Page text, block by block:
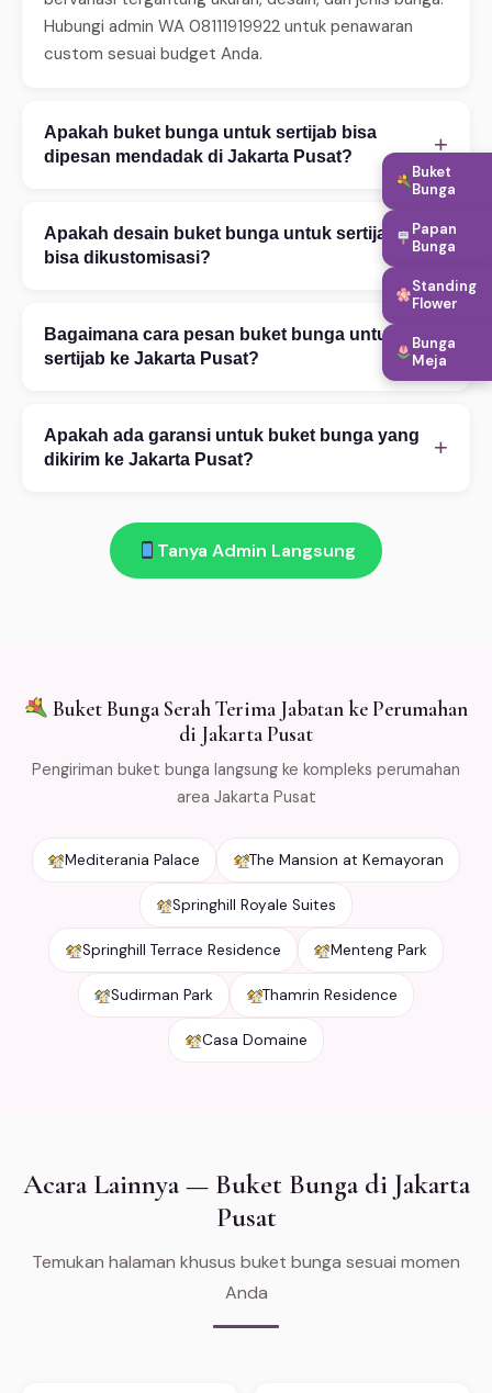
Hubungi admin WA 08111919922 untuk penawaran
custom sesuai budget Anda.
Apakah buket bunga untuk sertijab bisa
dipesan mendadak di Jakarta Pusat?
+
Ya, WinnerFleur menerima pesanan mendadak 24 jam.
Untuk same-day delivery (2–4 jam), pastikan order
sebelum jam 14:00. Tersedia juga layanan express 2–
4 jam untuk area tertentu. Hubungi WA untuk
Apakah desain buket bunga untuk sertijab
bisa dikustomisasi?
+
Tentu! Kami melayani kustomisasi penuh — mulai
warna bunga, ukuran rangkaian, teks ucapan, hingga
penambahan aksesoris. Konsultasi desain gratis via
WhatsApp 08111919922. Foto referensi sangat
Bagaimana cara pesan buket bunga untuk
sertijab ke Jakarta Pusat?
+
Ceritakan kebutuhan Anda — kategori, occasion,
budget, dan alamat tujuan di Jakarta Pusat. (2) Pilih
Apakah ada garansi untuk buket bunga yang
dikirim ke Jakarta Pusat?
+
diterima di Jakarta Pusat → kami ganti gratis. Salah
kirim → refund penuh. Kami kemas bunga dengan cold
Tanya Admin Langsung
Buket Bunga Serah Terima Jabatan ke Perumahan
di Jakarta Pusat
Pengiriman buket bunga langsung ke kompleks perumahan
area Jakarta Pusat
Mediterania Palace The Mansion at Kemayoran
Springhill Royale Suites
Springhill Terrace Residence Menteng Park
Sudirman Park Thamrin Residence
Casa Domaine
Acara Lainnya — Buket Bunga di Jakarta
Pusat
Temukan halaman khusus buket bunga sesuai momen
Anda
Buket
Bunga
Papan
Bunga
Standing
Flower
Bunga
Meja